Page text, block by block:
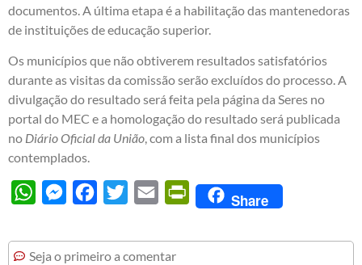
documentos. A última etapa é a habilitação das mantenedoras
de instituições de educação superior.
Os municípios que não obtiverem resultados satisfatórios
durante as visitas da comissão serão excluídos do processo. A
divulgação do resultado será feita pela página da Seres no
portal do MEC e a homologação do resultado será publicada
no Diário Oficial da União, com a lista final dos municípios
contemplados.
WhatsAppMessengerFacebook
Twitter Email PrintFriendly
Share
Seja o primeiro a comentar